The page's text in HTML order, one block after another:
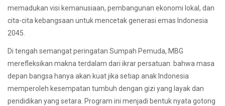
memadukan visi kemanusiaan, pembangunan ekonomi lokal, dan
cita-cita kebangsaan untuk mencetak generasi emas Indonesia
2045.
Di tengah semangat peringatan Sumpah Pemuda, MBG
merefleksikan makna terdalam dari ikrar persatuan: bahwa masa
depan bangsa hanya akan kuat jika setiap anak Indonesia
memperoleh kesempatan tumbuh dengan gizi yang layak dan
pendidikan yang setara. Program ini menjadi bentuk nyata gotong